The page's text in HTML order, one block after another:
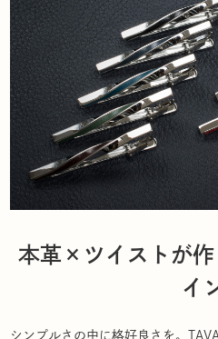
本革×ツイストが作
イ
シンプルさの中に格好良さを。